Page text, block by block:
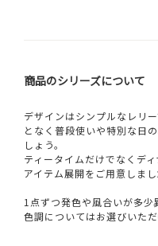
商品のシリーズについて
デザインはシンプルなレリ
となく普段使いや特別な日
しょう。
ティータイムだけでなくデ
アイテム展開をご用意しまし
1点ずつ発色や風合いが多少
色調についてはお選びいた